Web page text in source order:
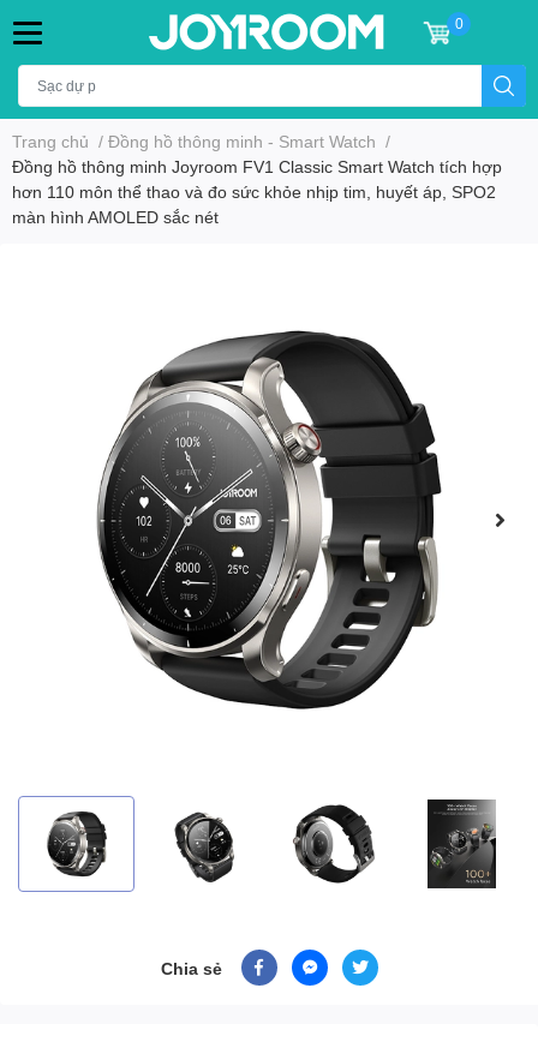
0
Trang chủ / Đồng hồ thông minh - Smart Watch /
Đồng hồ thông minh Joyroom FV1 Classic Smart Watch tích hợp
hơn 110 môn thể thao và đo sức khỏe nhịp tim, huyết áp, SPO2
màn hình AMOLED sắc nét
Chia sẻ